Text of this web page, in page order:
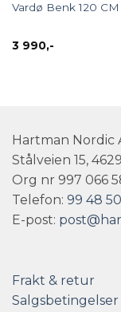
Vardø Benk 120
3 990,-
Hartman Nordic
Stålveien 15,
Org nr 997 066
Telefon: 99 48
E-post:
Frakt & retur
Salgsbetingelser